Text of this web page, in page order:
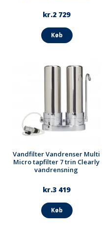
kr.2 729
Køb
Vandfilter Vandrenser Multi
Micro tapfilter 7 trin Clearly
vandrensning
kr.3 419
Køb